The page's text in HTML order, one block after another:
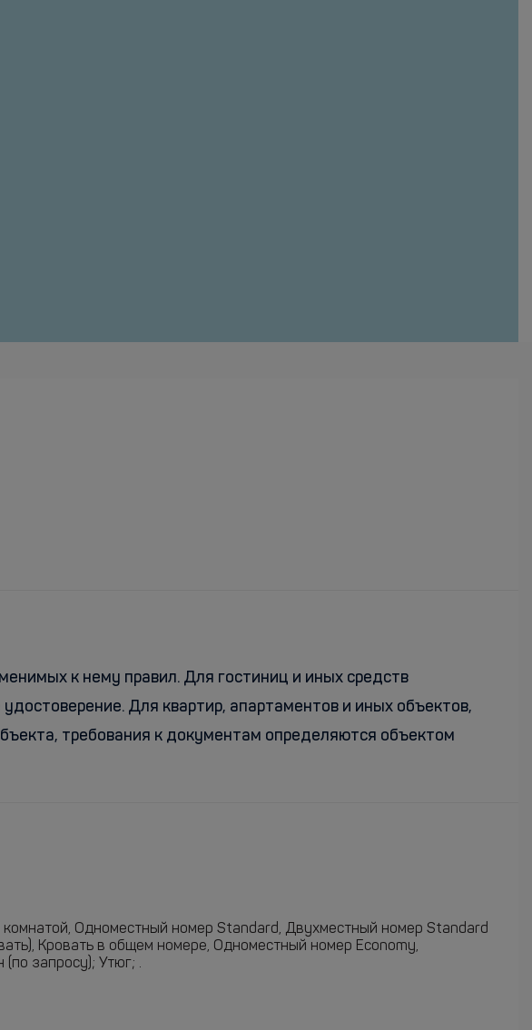
к нему правил. Для гостиниц и иных средств
Для квартир, апартаментов и иных объектов,
требования к документам определяются объектом
Одноместный номер Standard, Двухместный номер Standard
Кровать в общем номере, Одноместный номер Economy,
запросу); Утюг; .